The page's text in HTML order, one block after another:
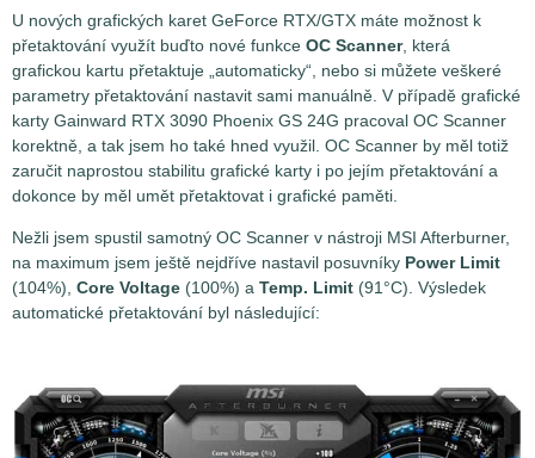
U nových grafických karet GeForce RTX/GTX máte možnost k
přetaktování využít buďto nové funkce OC Scanner, která
grafickou kartu přetaktuje „automaticky“, nebo si můžete veškeré
parametry přetaktování nastavit sami manuálně. V případě grafické
karty Gainward RTX 3090 Phoenix GS 24G pracoval OC Scanner
korektně, a tak jsem ho také hned využil. OC Scanner by měl totiž
zaručit naprostou stabilitu grafické karty i po jejím přetaktování a
dokonce by měl umět přetaktovat i grafické paměti.
Nežli jsem spustil samotný OC Scanner v nástroji MSI Afterburner,
na maximum jsem ještě nejdříve nastavil posuvníky Power Limit
(104%), Core Voltage (100%) a Temp. Limit (91°C). Výsledek
automatické přetaktování byl následující: